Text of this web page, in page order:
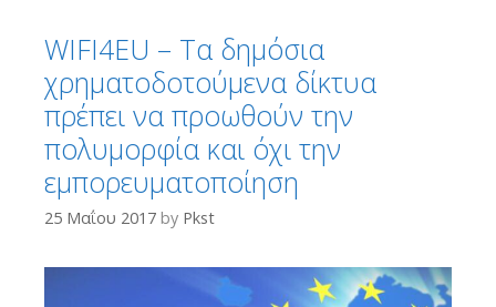
WIFI4EU – Τα δημόσια
χρηματοδοτούμενα δίκτυα
πρέπει να προωθούν την
πολυμορφία και όχι την
εμπορευματοποίηση
25 Μαΐου 2017 by Pkst